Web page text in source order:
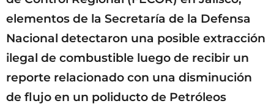
elementos de la Secretaría de la Defensa
Nacional detectaron una posible extracción
ilegal de combustible luego de recibir un
reporte relacionado con una disminución
de flujo en un poliducto de Petróleos